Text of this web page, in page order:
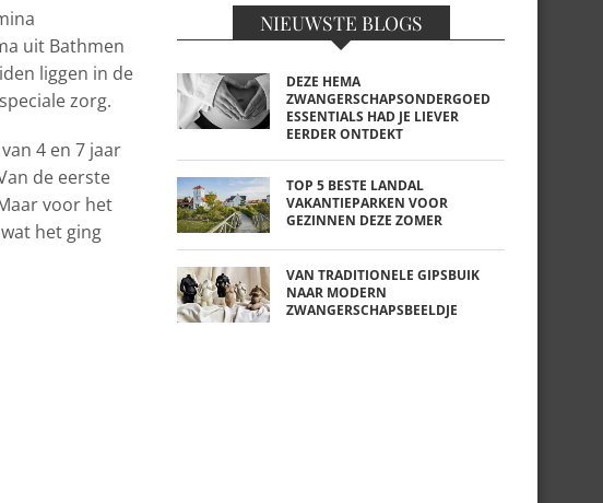
uit Bathmen
liggen in de
zorg.
4 en 7 jaar
de eerste
voor het
het ging
NIEUWSTE BLOGS
DEZE HEMA
ZWANGERSCHAPSONDERGOED
ESSENTIALS HAD JE LIEVER
EERDER ONTDEKT
TOP 5 BESTE LANDAL
VAKANTIEPARKEN VOOR
GEZINNEN DEZE ZOMER
VAN TRADITIONELE GIPSBUIK
NAAR MODERN
ZWANGERSCHAPSBEELDJE